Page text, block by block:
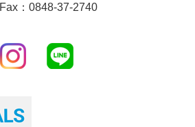
Fax：0848-37-2740